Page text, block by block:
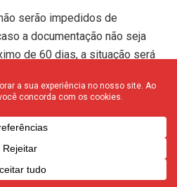
serão impedidos de
a documentação não seja
de 60 dias, a situação será
providências que couber”, diz o
da Criança e Adolescente (ECA)
da vacinação das crianças em
autoridades sanitárias.